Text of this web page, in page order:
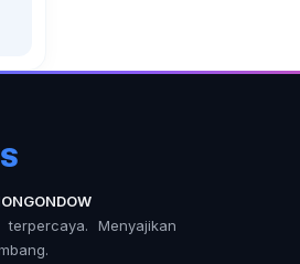
Menyajikan